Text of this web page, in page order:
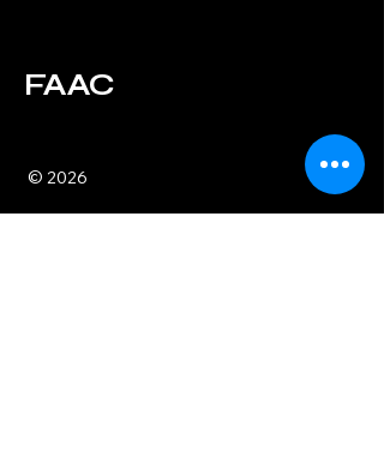
FAAC
© 2026